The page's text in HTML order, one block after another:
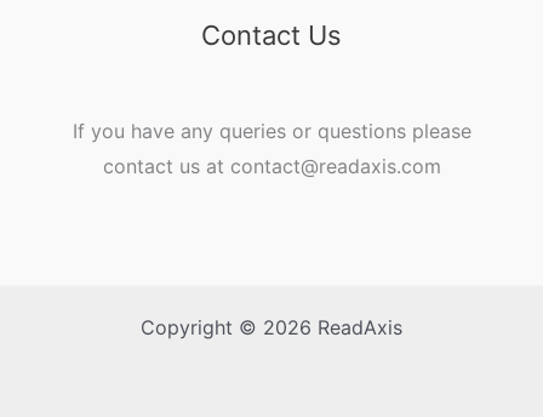
Contact Us
If you have any queries or questions please
contact us at contact@readaxis.com
Copyright © 2026 ReadAxis